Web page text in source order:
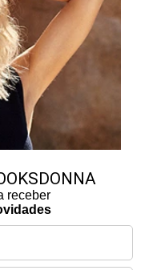
receber